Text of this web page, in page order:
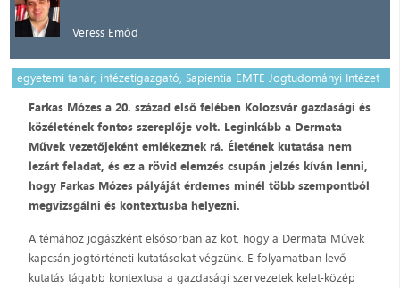
Veress Emőd
egyetemi tanár, intézetigazgató, Sapientia EMTE Jogtudományi Intézet
Farkas Mózes a 20. század első felében Kolozsvár gazdasági és
közéletének fontos szereplője volt. Leginkább a Dermata
Művek vezetőjeként emlékeznek rá. Életének kutatása nem
lezárt feladat, és ez a rövid elemzés csupán jelzés kíván lenni,
hogy Farkas Mózes pályáját érdemes minél több szempontból
megvizsgálni és kontextusba helyezni.
A témához jogászként elsősorban az köt, hogy a Dermata Művek
kapcsán jogtörténeti kutatásokat végzünk. E folyamatban levő
kutatás tágabb kontextusa a gazdasági szervezetek kelet-közép